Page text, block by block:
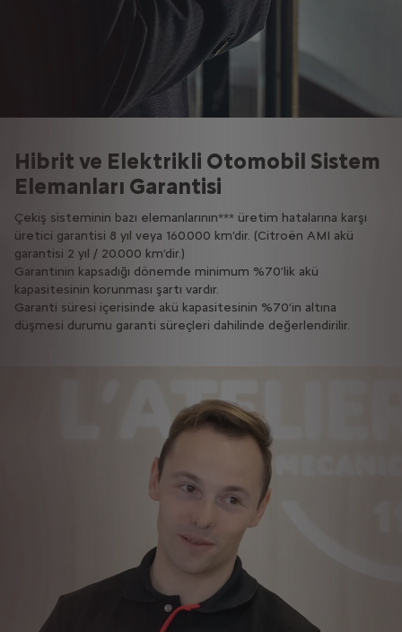
Hibrit ve Elektrikli Otomobil Sistem
Elemanları Garantisi
Çekiş sisteminin bazı elemanlarının*** üretim hatalarına karşı
üretici garantisi 8 yıl veya 160.000 km’dir. (Citroën AMI akü
garantisi 2 yıl / 20.000 km’dir.)
Garantinin kapsadığı dönemde minimum %70’lik akü
kapasitesinin korunması şartı vardır.
Garanti süresi içerisinde akü kapasitesinin %70’in altına
düşmesi durumu garanti süreçleri dahilinde değerlendirilir.